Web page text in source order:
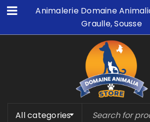
Animalerie Domaine
Graulle, Sousse
All categories